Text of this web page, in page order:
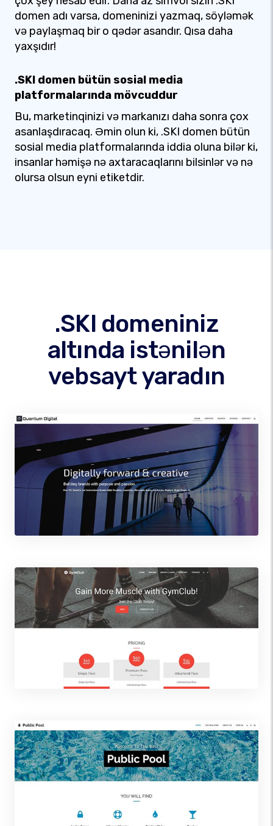
domen adı varsa, domeninizi yazmaq, söyləmək
və paylaşmaq bir o qədər asandır. Qısa daha
yaxşıdır!
.SKI domen bütün sosial media
platformalarında mövcuddur
Bu, marketinqinizi və markanızı daha sonra çox
asanlaşdıracaq. Əmin olun ki, .SKI domen bütün
sosial media platformalarında iddia oluna bilər ki,
insanlar həmişə nə axtaracaqlarını bilsinlər və nə
olursa olsun eyni etiketdir.
.SKI domeniniz
altında istənilən
vebsayt yaradın